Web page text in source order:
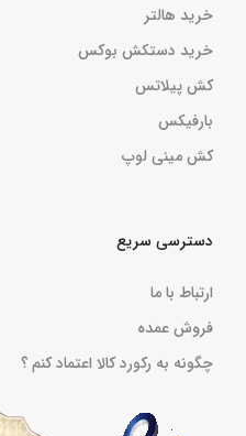
دسترسی سریع
ارتباط با ما
فروش عمده
چگونه به رکورد کالا اعتماد کنم ؟
خرید هالتر
خرید دستکش بوکس
کش پیلاتس
بارفیکس
کش مینی لوپ